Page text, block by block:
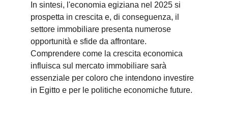
In sintesi, l'economia egiziana nel 2025 si
prospetta in crescita e, di conseguenza, il
settore immobiliare presenta numerose
opportunità e sfide da affrontare.
Comprendere come la crescita economica
influisca sul mercato immobiliare sarà
essenziale per coloro che intendono investire
in Egitto e per le politiche economiche future.